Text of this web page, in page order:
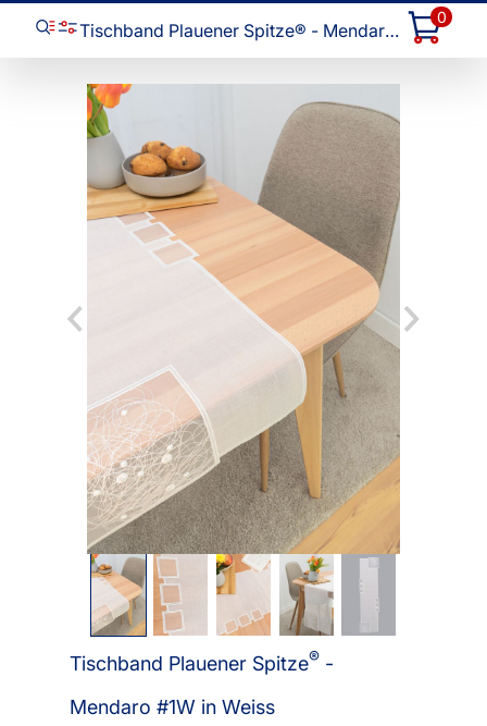
Tischband Plauener Spitze® - Mendaro #1W
0
Tischband Plauener Spitze® -
Mendaro #1W in Weiss